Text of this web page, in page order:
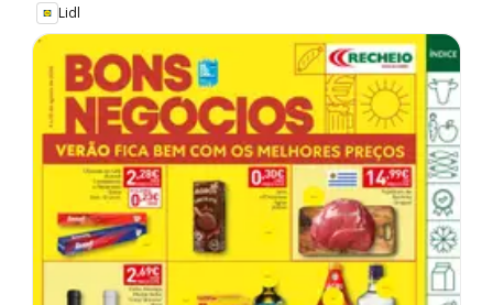
Lidl